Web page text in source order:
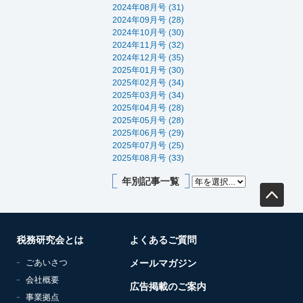
2024年08月号 (31)
2024年09月号 (28)
2024年10月号 (30)
2024年11月号 (32)
2024年12月号 (35)
2025年01月号 (30)
2025年02月号 (34)
2025年03月号 (34)
2025年04月号 (28)
2025年05月号 (28)
2025年06月号 (29)
2025年07月号 (25)
2025年08月号 (33)
年別記事一覧
税務研究会とは
ごあいさつ
会社概要
事業拠点
よくあるご質問
メールマガジン
広告掲載のご案内